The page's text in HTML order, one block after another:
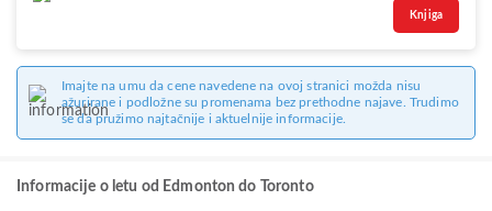
Knjiga
Imajte na umu da cene navedene na ovoj stranici možda nisu
ažurirane i podložne su promenama bez prethodne najave. Trudimo
se da pružimo najtačnije i aktuelnije informacije.
Informacije o letu od Edmonton do Toronto